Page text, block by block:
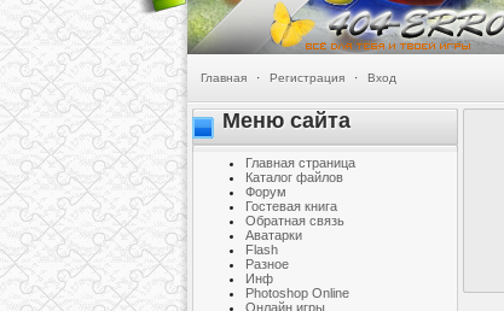
Главная · Регистрация · Вход
Меню сайта
Главная страница
Каталог файлов
Форум
Гостевая книга
Обратная связь
Аватарки
Flash
Разное
Инф
Photoshop Online
Онлайн игры